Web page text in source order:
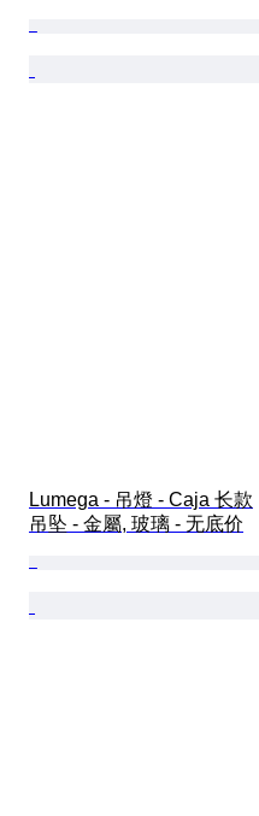
Lumega - 吊燈 - Caja 长款
吊坠 - 金屬, 玻璃 - 无底价